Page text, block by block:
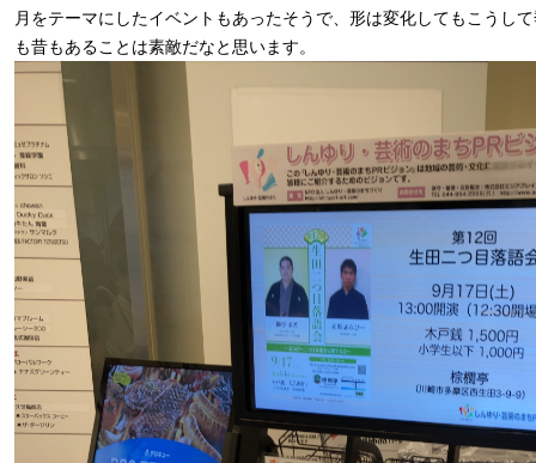
月をテーマにしたイベントもあったそうで、形は変化してもこうし
も昔もあることは素敵だなと思います。